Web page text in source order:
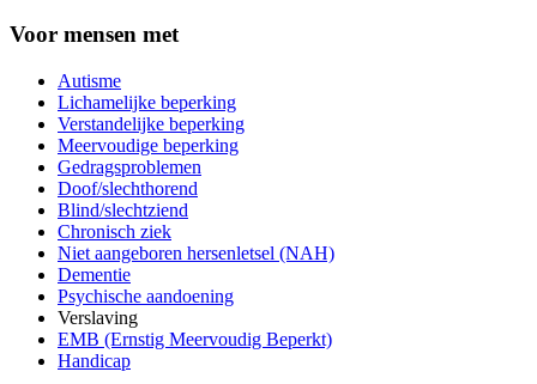
Voor mensen met
Autisme
Lichamelijke beperking
Verstandelijke beperking
Meervoudige beperking
Gedragsproblemen
Doof/slechthorend
Blind/slechtziend
Chronisch ziek
Niet aangeboren hersenletsel (NAH)
Dementie
Psychische aandoening
Verslaving
EMB (Ernstig Meervoudig Beperkt)
Handicap